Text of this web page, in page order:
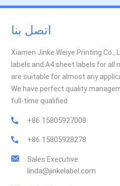
اتصل بنا
Xiamen Jinke Weiye Printing Co.,
labels and A4 sheet labels for all
are suitable for almost any
We have perfect quality
full-time qualified
+86 15805927008
+86 15805928278
Sales Executive
linda@jinkelabel.com